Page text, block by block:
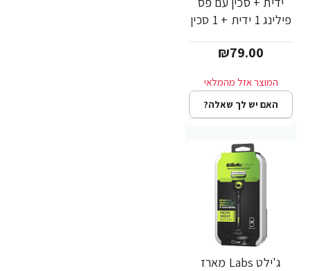
פילינג 1 ידית + 1 סכין
₪79.00
האם יש לך שאלה?
ג'ילט Labs מארז